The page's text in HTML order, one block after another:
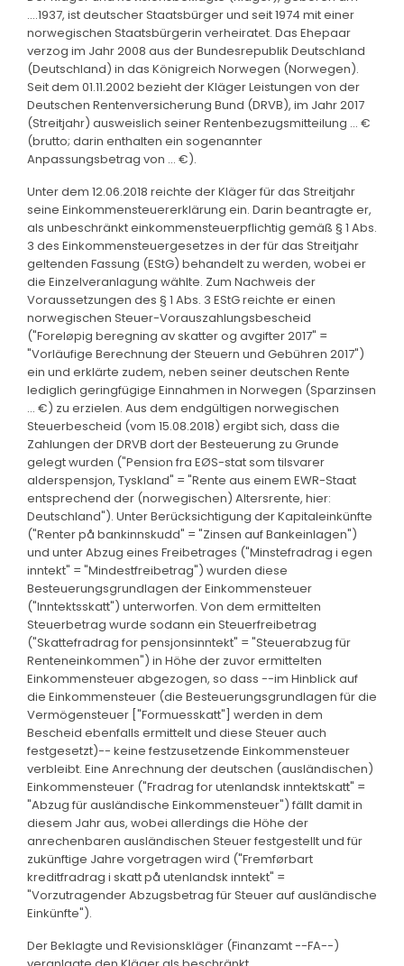
....1937, ist deutscher Staatsbürger und seit 1974 mit einer
norwegischen Staatsbürgerin verheiratet. Das Ehepaar
verzog im Jahr 2008 aus der Bundesrepublik Deutschland
(Deutschland) in das Königreich Norwegen (Norwegen).
Seit dem 01.11.2002 bezieht der Kläger Leistungen von der
Deutschen Rentenversicherung Bund (DRVB), im Jahr 2017
(Streitjahr) ausweislich seiner Rentenbezugsmitteilung ... €
(brutto; darin enthalten ein sogenannter
Anpassungsbetrag von ... €).
Unter dem 12.06.2018 reichte der Kläger für das Streitjahr
seine Einkommensteuererklärung ein. Darin beantragte er,
als unbeschränkt einkommensteuerpflichtig gemäß § 1 Abs.
3 des Einkommensteuergesetzes in der für das Streitjahr
geltenden Fassung (EStG) behandelt zu werden, wobei er
die Einzelveranlagung wählte. Zum Nachweis der
Voraussetzungen des § 1 Abs. 3 EStG reichte er einen
norwegischen Steuer-Vorauszahlungsbescheid
("Foreløpig beregning av skatter og avgifter 2017" =
"Vorläufige Berechnung der Steuern und Gebühren 2017")
ein und erklärte zudem, neben seiner deutschen Rente
lediglich geringfügige Einnahmen in Norwegen (Sparzinsen
... €) zu erzielen. Aus dem endgültigen norwegischen
Steuerbescheid (vom 15.08.2018) ergibt sich, dass die
Zahlungen der DRVB dort der Besteuerung zu Grunde
gelegt wurden ("Pension fra EØS-stat som tilsvarer
alderspensjon, Tyskland" = "Rente aus einem EWR-Staat
entsprechend der (norwegischen) Altersrente, hier:
Deutschland"). Unter Berücksichtigung der Kapitaleinkünfte
("Renter på bankinnskudd" = "Zinsen auf Bankeinlagen")
und unter Abzug eines Freibetrages ("Minstefradrag i egen
inntekt" = "Mindestfreibetrag") wurden diese
Besteuerungsgrundlagen der Einkommensteuer
("Inntektsskatt") unterworfen. Von dem ermittelten
Steuerbetrag wurde sodann ein Steuerfreibetrag
("Skattefradrag for pensjonsinntekt" = "Steuerabzug für
Renteneinkommen") in Höhe der zuvor ermittelten
Einkommensteuer abgezogen, so dass --im Hinblick auf
die Einkommensteuer (die Besteuerungsgrundlagen für die
Vermögensteuer ["Formuesskatt"] werden in dem
Bescheid ebenfalls ermittelt und diese Steuer auch
festgesetzt)-- keine festzusetzende Einkommensteuer
verbleibt. Eine Anrechnung der deutschen (ausländischen)
Einkommensteuer ("Fradrag for utenlandsk inntektskatt" =
"Abzug für ausländische Einkommensteuer") fällt damit in
diesem Jahr aus, wobei allerdings die Höhe der
anrechenbaren ausländischen Steuer festgestellt und für
zukünftige Jahre vorgetragen wird ("Fremførbart
kreditfradrag i skatt på utenlandsk inntekt" =
"Vorzutragender Abzugsbetrag für Steuer auf ausländische
Einkünfte").
Der Beklagte und Revisionskläger (Finanzamt --FA--)